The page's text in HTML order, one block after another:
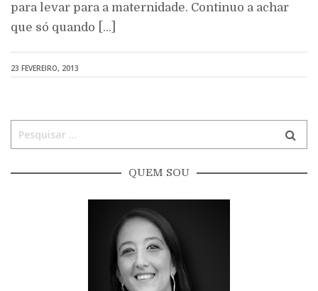
para levar para a maternidade. Continuo a achar
que só quando […]
23 FEVEREIRO, 2013
QUEM SOU